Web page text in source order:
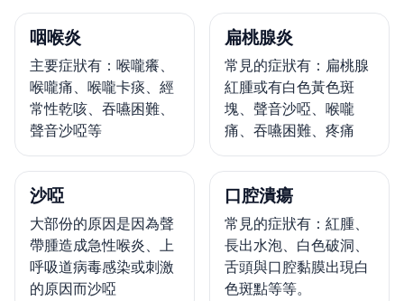
咽喉炎
主要症狀有：喉嚨癢、
喉嚨痛、喉嚨卡痰、經
常性乾咳、吞嚥困難、
聲音沙啞等
扁桃腺炎
常見的症狀有：扁桃腺
紅腫或有白色黃色斑
塊、聲音沙啞、喉嚨
痛、吞嚥困難、疼痛
沙啞
大部份的原因是因為聲
帶腫造成急性喉炎、上
呼吸道病毒感染或刺激
的原因而沙啞
口腔潰瘍
常見的症狀有：紅腫、
長出水泡、白色破洞、
舌頭與口腔黏膜出現白
色斑點等等。